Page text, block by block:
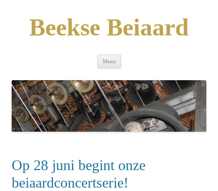
Beekse Beiaard
Menu
Op 28 juni begint onze
beiaardconcertserie!